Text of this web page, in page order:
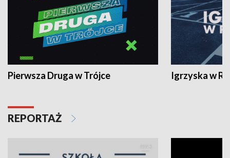
Pierwsza Druga w Trójce Igrzyska w
REPORTAŻ